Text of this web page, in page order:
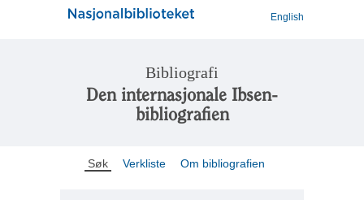
English
Bibliografi
Den internasjonale Ibsen-
bibliografien
Søk Verkliste Om bibliografien